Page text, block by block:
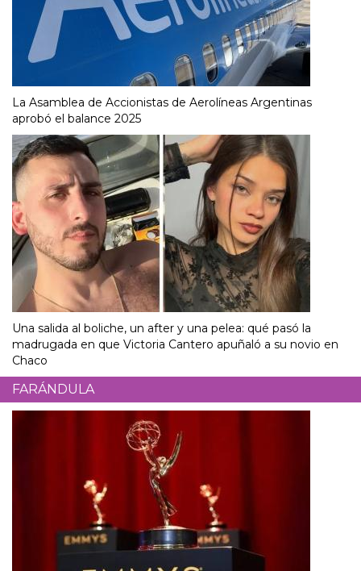
La Asamblea de Accionistas de Aerolíneas Argentinas
aprobó el balance 2025
Una salida al boliche, un after y una pelea: qué pasó la
madrugada en que Victoria Cantero apuñaló a su novio en
Chaco
FARÁNDULA